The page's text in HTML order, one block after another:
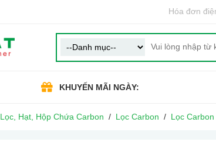
Hóa đơn
KHUYẾN MÃI NGÀY:
Lọc, Hạt, Hộp Chứa Carbon Lọc Carbon Lọc